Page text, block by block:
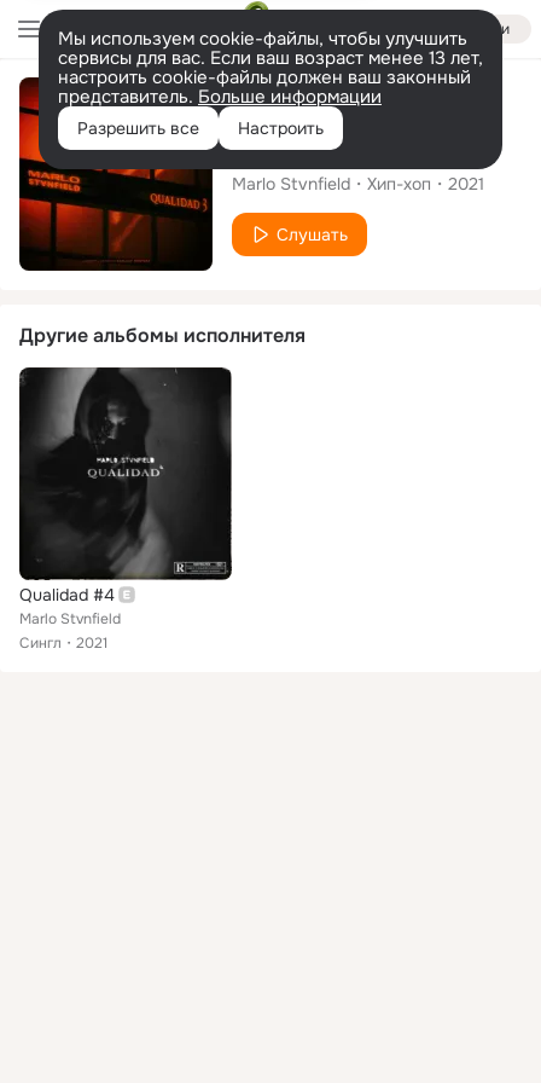
Войти
Мы используем cookie-файлы, чтобы улучшить
сервисы для вас. Если ваш возраст менее 13 лет,
настроить cookie-файлы должен ваш законный
представитель. Больше информации
Разрешить все Настроить
Сингл
Qualidad #3
Marlo Stvnfield Хип-хоп 2021
Слушать
Другие альбомы исполнителя
Qualidad #4
Marlo Stvnfield
Сингл
2021